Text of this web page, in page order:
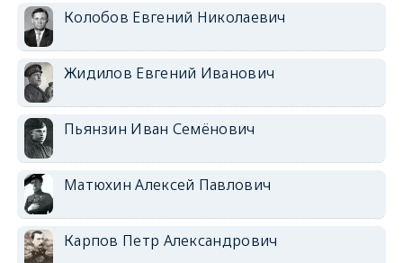
Колобов Евгений Николаевич
Жидилов Евгений Иванович
Пьянзин Иван Семёнович
Матюхин Алексей Павлович
Карпов Петр Александрович